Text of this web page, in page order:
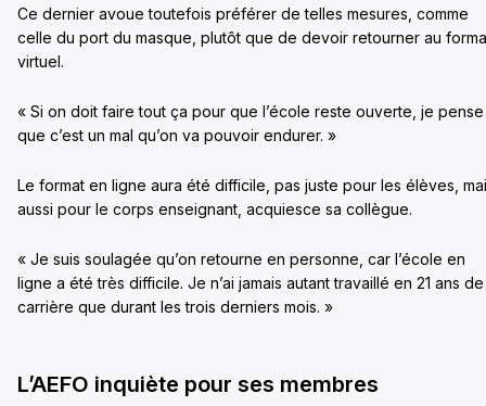
Ce dernier avoue toutefois préférer de telles mesures, comme
celle du port du masque, plutôt que de devoir retourner au
virtuel.
« Si on doit faire tout ça pour que l’école reste ouverte, je pense
que c’est un mal qu’on va pouvoir endurer. »
Le format en ligne aura été difficile, pas juste pour les élèves,
aussi pour le corps enseignant, acquiesce sa collègue.
« Je suis soulagée qu’on retourne en personne, car l’école en
ligne a été très difficile. Je n’ai jamais autant travaillé en 21 ans de
carrière que durant les trois derniers mois. »
L’AEFO inquiète pour ses membres